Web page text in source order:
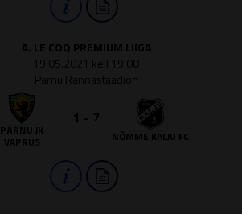
A. LE COQ PREMIUM LIIGA
19.05.2021 kell 19:00
Pärnu Rannastaadion
PÄRNU JK
VAPRUS
1 - 7
NÕMME KALJU FC